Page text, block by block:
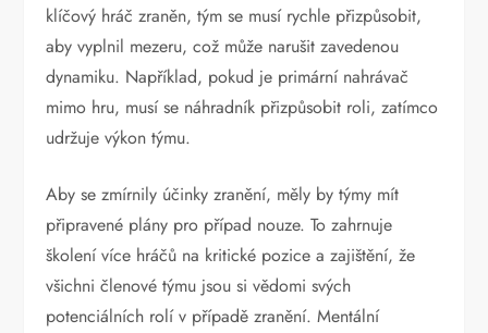
klíčový hráč zraněn, tým se musí rychle přizpůsobit,
aby vyplnil mezeru, což může narušit zavedenou
dynamiku. Například, pokud je primární nahrávač
mimo hru, musí se náhradník přizpůsobit roli, zatímco
udržuje výkon týmu.
Aby se zmírnily účinky zranění, měly by týmy mít
připravené plány pro případ nouze. To zahrnuje
školení více hráčů na kritické pozice a zajištění, že
všichni členové týmu jsou si vědomi svých
potenciálních rolí v případě zranění. Mentální